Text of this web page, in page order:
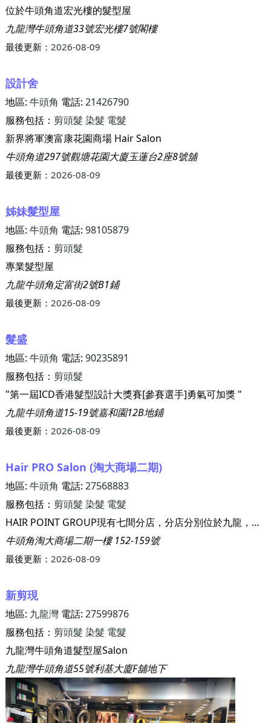
位於牛頭角道宏光樓的髮型屋
九龍灣牛頭角道33號宏光樓7號閣樓
最後更新： 2026-08-09
設計舍
地區: 牛頭角 電話: 21426790
服務包括： 剪頭髮 染髮 電髮
新界將軍澳富康花園商場 Hair Salon
牛頭角道297號觀塘花園大廈玉蓮台2座8號舖
最後更新： 2026-08-09
姊妹髮型屋
地區: 牛頭角 電話: 98105879
服務包括： 剪頭髮
專業髮型屋
九龍牛頭角定富街2號B1鋪
最後更新： 2026-08-09
髮盛
地區: 牛頭角 電話: 90235891
服務包括： 剪頭髮
"第一屆ICD香港髮型設計大獎賽[參賽選手]勇氣可加獎 "
九龍牛頭角道15-19號嘉和園12B地鋪
最後更新： 2026-08-09
Hair PRO Salon (淘大商場二期)
地區: 牛頭角 電話: 27568883
服務包括： 剪頭髮 染髮 電髮
HAIR POINT GROUP現有七間分店，分店分別位於九龍，新界，交通方便。各分店面積達1000至3500呎，致力為顧客設計髮型及提供多類髮型服務。 髮點髮型師的角色是將一個未經修飾的人，像雕琢師般從頭開始裝扮粉飾令他變得漂亮起來。髮型可直接影響人的容貌，因此我們認為要因應不同的面型設計，不會盲目跟風，悉心地為顧客創出美麗風采，樣子漂亮，人也自然變得自信。 HAIR POINT GROUP 50多位髮型師亦以他們豐富的經驗配合創意為顧客提供貼心的服務。 近年更因應市場需求，以照顧更多客人而開設 另一分公司 HAIR PRO。 此外，本髮型屋採用歐美，日本優質的美髮產品，配以髮型師的專業意見，必能為客人塑造一個時尚髮型。
牛頭角淘大商場二期一樓 152-159號
最後更新： 2026-08-09
新剪現
地區: 九龍灣電話: 27599876
服務包括： 剪頭髮 染髮 電髮
九龍灣牛頭角道髮型屋Salon
九龍灣牛頭角道55號利基大廈F舖地下